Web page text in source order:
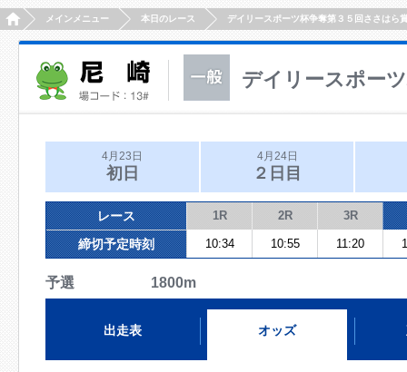
HOMEメインメニュー 本日のレース デイリースポーツ杯争奪第３５回ささはら
デイリースポー
4月23日
初日
4月24日
２日目
レース 1R 2R 3R
締切予定時刻 10:34 10:55 11:20
予選 1800m
出走表 オッズ